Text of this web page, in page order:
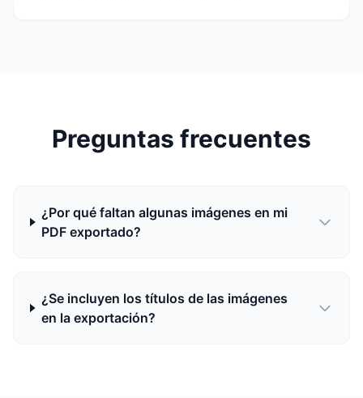
Preguntas frecuentes
¿Por qué faltan algunas imágenes en mi
PDF exportado?
¿Se incluyen los títulos de las imágenes
en la exportación?